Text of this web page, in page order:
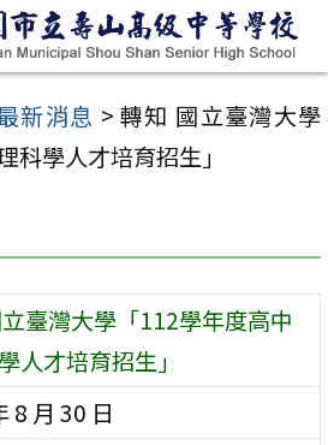
新消息 > 轉知 國立臺灣大學
科學人才培育招生」
臺灣大學「112學年度高中
人才培育招生」
8 月 30 日